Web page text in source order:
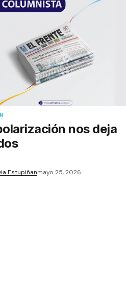
nos deja
Estupiñanmayo 25, 2026